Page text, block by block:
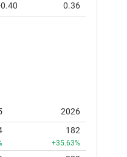
0.36
2026
182
+35.63%